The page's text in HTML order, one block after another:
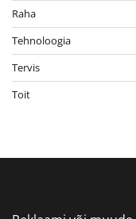
Raha
Tehnoloogia
Tervis
Toit